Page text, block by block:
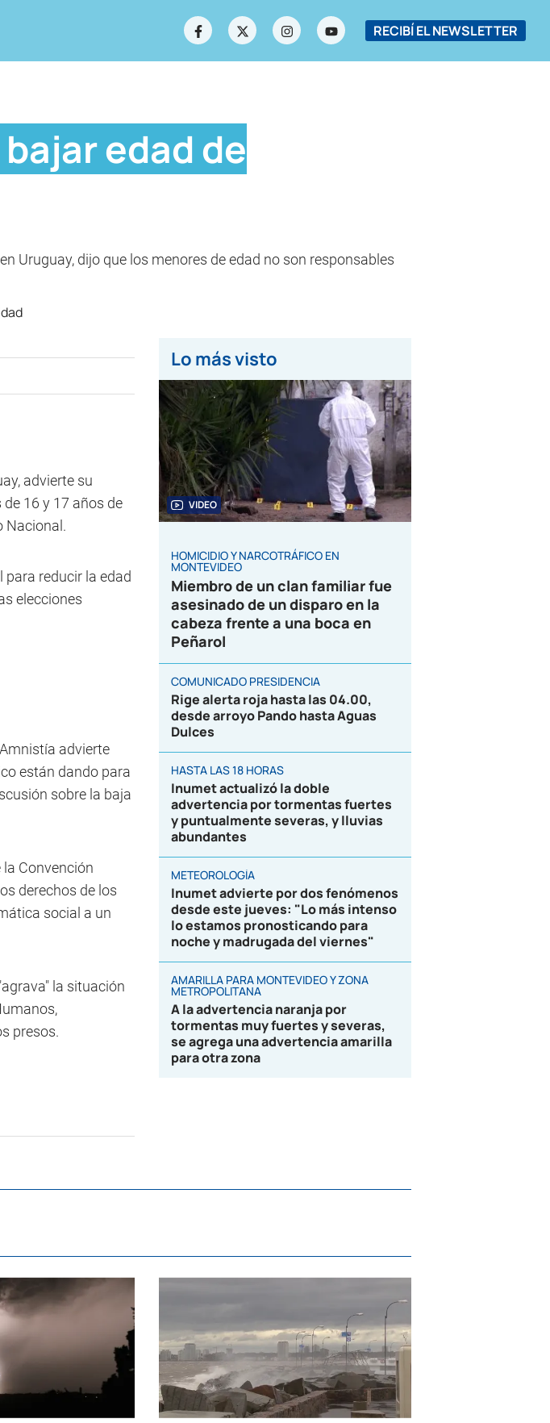
RECIBÍ EL NEWSLETTER
edad de
Uruguay, dijo que los menores de edad no son responsables
advierte su
16 y 17 años de
Nacional.
reducir la edad
elecciones
advierte
están dando para
sobre la baja
Convención
derechos de los
social a un
la situación
presos.
Lo más visto
VIDEO
HOMICIDIO Y NARCOTRÁFICO EN
MONTEVIDEO
Miembro de un clan familiar fue
asesinado de un disparo en la
cabeza frente a una boca en
Peñarol
COMUNICADO PRESIDENCIA
Rige alerta roja hasta las 04.00,
desde arroyo Pando hasta Aguas
Dulces
HASTA LAS 18 HORAS
Inumet actualizó la doble
advertencia por tormentas fuertes
y puntualmente severas, y lluvias
abundantes
METEOROLOGÍA
Inumet advierte por dos fenómenos
desde este jueves: "Lo más intenso
lo estamos pronosticando para
noche y madrugada del viernes"
AMARILLA PARA MONTEVIDEO Y ZONA
METROPOLITANA
A la advertencia naranja por
tormentas muy fuertes y severas,
se agrega una advertencia amarilla
para otra zona